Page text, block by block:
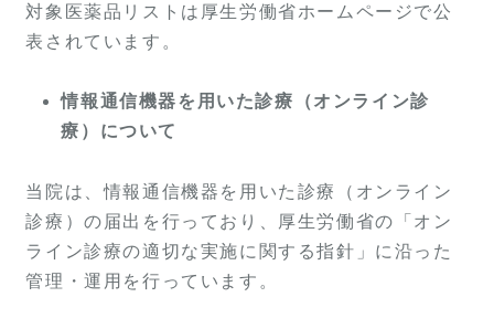
対象医薬品リストは厚生労働省ホームページで公
表されています。
情報通信機器を用いた診療（オンライン診
療）について
当院は、情報通信機器を用いた診療（オンライン
診療）の届出を行っており、厚生労働省の「オン
ライン診療の適切な実施に関する指針」に沿った
管理・運用を行っています。